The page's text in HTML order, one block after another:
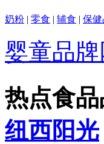
奶粉 | 零食 | 辅食 | 保健
婴童品牌
热点食品
纽西阳光